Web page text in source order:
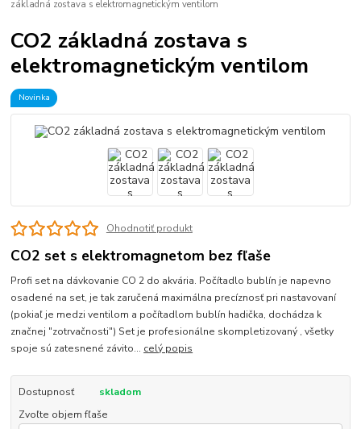
základná zostava s elektromagnetickým ventilom
CO2 základná zostava s
elektromagnetickým ventilom
Novinka
Ohodnotiť produkt
CO2 set s elektromagnetom bez fľaše
Profi set na dávkovanie CO 2 do akvária. Počítadlo bublín je napevno
osadené na set, je tak zaručená maximálna precíznosť pri nastavovaní
(pokiaľ je medzi ventilom a počítadlom bublín hadička, dochádza k
značnej "zotrvačnosti") Set je profesionálne skompletizovaný , všetky
spoje sú zatesnené závito... celý popis
Dostupnosť
skladom
Zvoľte objem fľaše